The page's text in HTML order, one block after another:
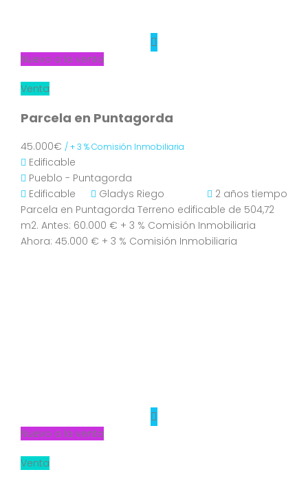
Nuevo a la venta
Venta
Parcela en Puntagorda
45.000€ / + 3 % Comisión Inmobiliaria
Edificable
Pueblo - Puntagorda
Edificable
Gladys Riego
2 años tiempo
Parcela en Puntagorda Terreno edificable de 504,72
m2. Antes: 60.000 € + 3 % Comisión Inmobiliaria
Ahora: 45.000 € + 3 % Comisión Inmobiliaria
Nuevo a la venta
Venta